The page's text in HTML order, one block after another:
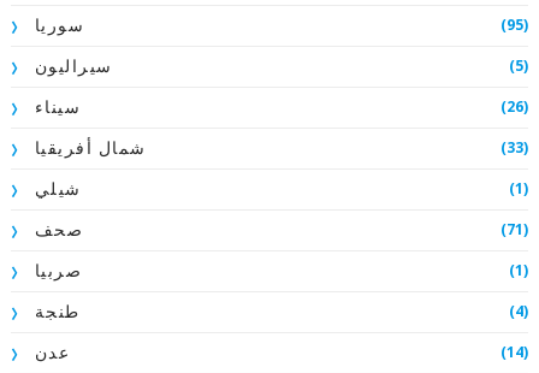
سوريا (95)
سيراليون (5)
سيناء (26)
شمال أفريقيا (33)
شيلي (1)
صحف (71)
صربيا (1)
طنجة (4)
عدن (14)